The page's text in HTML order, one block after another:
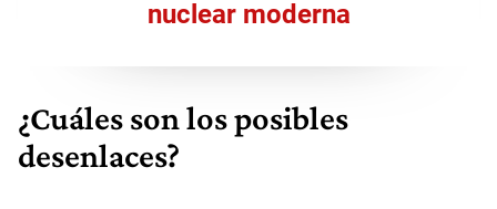
nuclear moderna
¿Cuáles son los posibles
desenlaces?